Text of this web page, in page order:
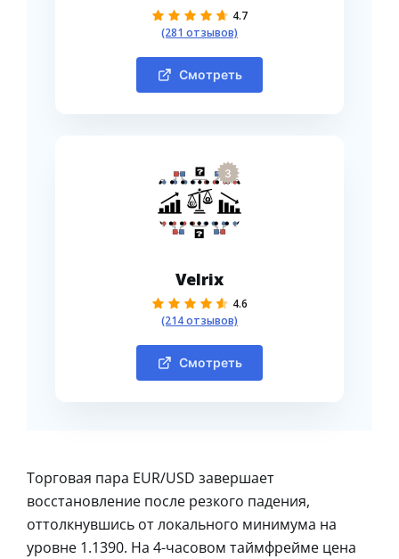
4.7
(281 отзывов)
Смотреть
3
Velrix
4.6
(214 отзывов)
Смотреть
Торговая пара EUR/USD завершает
восстановление после резкого падения,
оттолкнувшись от локального минимума на
уровне 1.1390. На 4-часовом таймфрейме цена